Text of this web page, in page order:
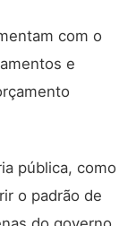
com o
e
pública, como
o padrão de